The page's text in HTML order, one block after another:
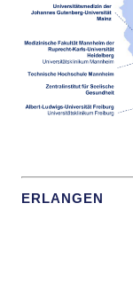
Menü
Menü
ERLANGEN